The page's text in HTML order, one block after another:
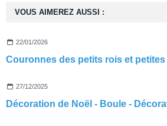
VOUS AIMEREZ AUSSI :
22/01/2026
Couronnes des petits rois et
27/12/2025
Décoration de Noël - Boule -